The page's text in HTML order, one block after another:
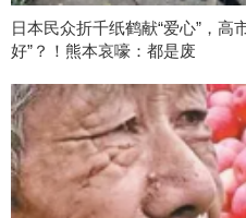
日本民众折千纸鹤献“爱心”，高
好”？！熊本哀嚎：都是废